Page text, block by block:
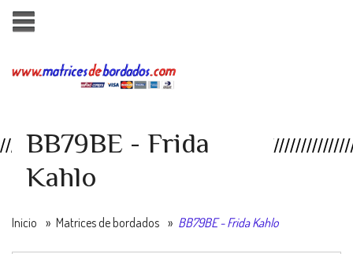
BB79BE - Frida
Kahlo
Inicio » Matrices de bordados » BB79BE - Frida Kahlo